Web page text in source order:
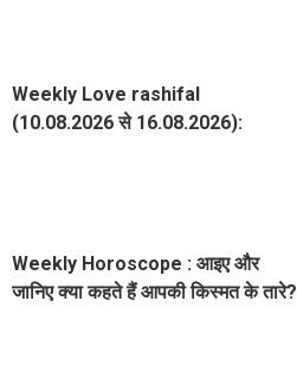
Weekly Love rashifal
(10.08.2026 से 16.08.2026):
Weekly Horoscope : आइए और
जानिए क्या कहते हैं आपकी किस्मत के तारे?